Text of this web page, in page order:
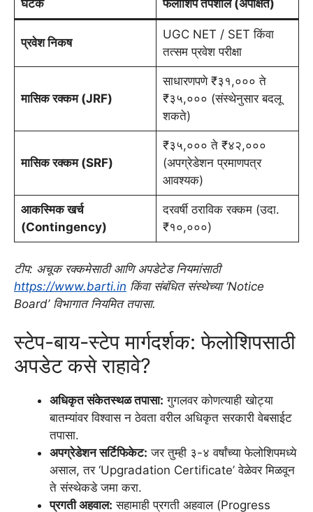
घटक फेलोशिप तपशील (अपेक्षित)
प्रवेश निकष
UGC NET / SET किंवा
तत्सम प्रवेश परीक्षा
मासिक रक्कम (JRF)
साधारणपणे ₹३१,००० ते
₹३५,००० (संस्थेनुसार बदलू
शकते)
मासिक रक्कम (SRF)
₹३५,००० ते ₹४२,०००
(अपग्रेडेशन प्रमाणपत्र
आवश्यक)
आकस्मिक खर्च
(Contingency)
दरवर्षी ठराविक रक्कम (उदा.
₹१०,०००)
टीप: अचूक रक्कमेसाठी आणि अपडेटेड नियमांसाठी
https://www.barti.in किंवा संबंधित संस्थेच्या ‘Notice
Board’ विभागात नियमित तपासा.
स्टेप-बाय-स्टेप मार्गदर्शक: फेलोशिपसाठी
अपडेट कसे राहावे?
अधिकृत संकेतस्थळ तपासा: गुगलवर कोणत्याही खोट्या
बातम्यांवर विश्वास न ठेवता वरील अधिकृत सरकारी वेबसाईट
तपासा.
अपग्रेडेशन सर्टिफिकेट: जर तुम्ही ३-४ वर्षांच्या फेलोशिपमध्ये
असाल, तर ‘Upgradation Certificate’ वेळेवर मिळवून
ते संस्थेकडे जमा करा.
प्रगती अहवाल: सहामाही प्रगती अहवाल (Progress